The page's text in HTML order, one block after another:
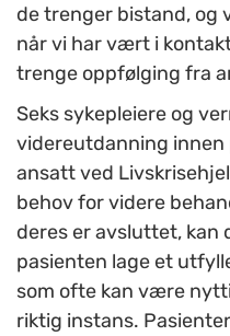
de trenger bistand, og
når vi har vært i
trenge oppfølging fra
Seks sykepleiere og
videreutdanning innen
ansatt ved
behov for videre
deres er avsluttet, kan
pasienten lage et
som ofte kan være
riktig instans.